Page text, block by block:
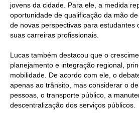
jovens da cidade. Para ele, a medida
oportunidade de qualificação da mão
de novas perspectivas para estudantes
suas carreiras profissionais.
Lucas também destacou que o
planejamento e integração regional,
mobilidade. De acordo com ele, o
apenas ao trânsito, mas considerar o
pessoas, o transporte público, a
descentralização dos serviços públicos.